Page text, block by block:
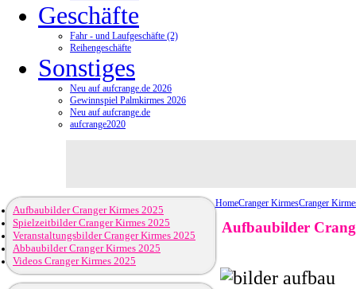
Geschäfte
Fahr - und Laufgeschäfte (2)
Reihengeschäfte
Sonstiges
Neu auf aufcrange.de 2026
Gewinnspiel Palmkirmes 2026
Neu auf aufcrange.de
aufcrange2020
HomeCranger KirmesCranger
Aufbaubilder
Aufbaubilder Cranger Kirmes 2025
Spielzeitbilder Cranger Kirmes 2025
Veranstaltungsbilder Cranger Kirmes 2025
Abbaubilder Cranger Kirmes 2025
Videos Cranger Kirmes 2025